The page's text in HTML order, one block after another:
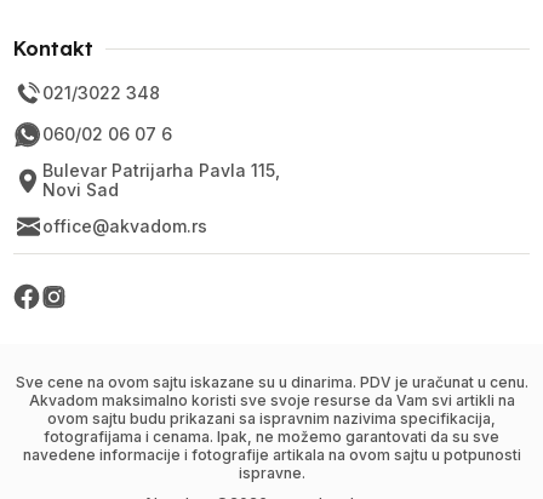
Kontakt
021/3022 348
060/02 06 07 6
Bulevar Patrijarha Pavla 115,
Novi Sad
office@akvadom.rs
Sve cene na ovom sajtu iskazane su u dinarima. PDV je uračunat u cenu.
Akvadom maksimalno koristi sve svoje resurse da Vam svi artikli na
ovom sajtu budu prikazani sa ispravnim nazivima specifikacija,
fotografijama i cenama. Ipak, ne možemo garantovati da su sve
navedene informacije i fotografije artikala na ovom sajtu u potpunosti
ispravne.